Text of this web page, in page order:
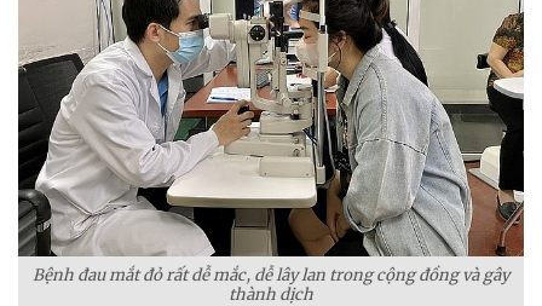
Bệnh đau mắt đỏ rất dễ mắc, dễ lây lan trong cộng đồng và gây
thành dịch